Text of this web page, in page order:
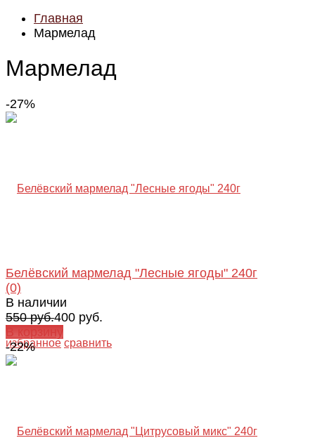
Главная
Мармелад
Мармелад
-27%
избранное сравнить
Белёвский мармелад "Лесные ягоды" 240г
(0)
В наличии
550 руб.400 руб.
В корзину
-22%